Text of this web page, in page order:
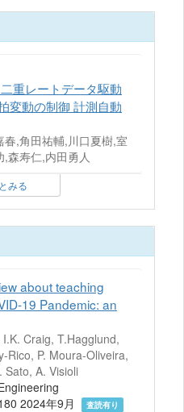
重レートデータ駆動
変動の制御 計測自動
春,角田祐輔,川口夏樹,室
森寿仁,内田勇人
みる
about teaching
19 Pandemic: an
Craig, T.Hagglund,
Rico, P. Moura-Oliveira,
Sato, A. Visioli
2024年9月
査読有り